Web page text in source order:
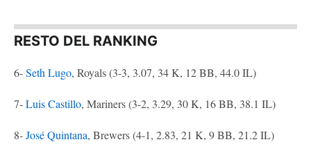
RESTO DEL RANKING
6-Seth Lugo, Royals (3-3, 3.07, 34 K, 12 BB, 44.0 IL)
7-Luis Castillo, Mariners (3-2, 3.29, 30 K, 16 BB, 38.1 IL)
8-José Quintana, Brewers (4-1, 2.83, 21 K, 9 BB, 21.2 IL)